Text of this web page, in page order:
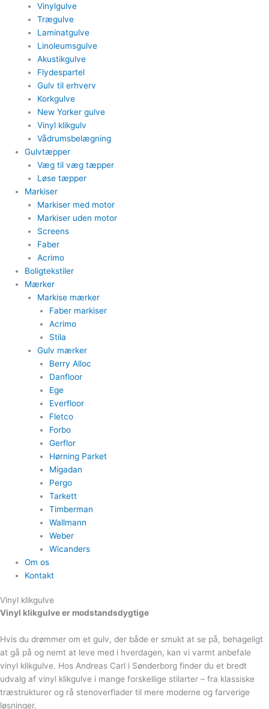
Vinylgulve​
Trægulve
Laminatgulve
Linoleumsgulve
Akustikgulve
Flydespartel
Gulv til erhverv
Korkgulve
New Yorker gulve
Vinyl klikgulv
Vådrumsbelægning
Gulvtæpper​
Væg til væg tæpper
​Løse tæpper
Markiser
Markiser med motor​
Markiser uden motor​
Screens
Faber
Acrimo​
Boligtekstiler​
Mærker
Markise mærker
Faber markiser
Acrimo​
Stila​
Gulv mærker
Berry Alloc
Danfloor
Ege
Everfloor
Fletco
Forbo
Gerflor
Hørning Parket
Migadan
Pergo
Tarkett
Timberman
Wallmann
Weber
Wicanders
Om os
Kontakt
Vinyl klikgulve
Vinyl klikgulve er modstandsdygtige
Hvis du drømmer om et gulv, der både er smukt at se på, behageligt
at gå på og nemt at leve med i hverdagen, kan vi varmt anbefale
vinyl klikgulve. Hos Andreas Carl i Sønderborg finder du et bredt
udvalg af vinyl klikgulve i mange forskellige stilarter – fra klassiske
træstrukturer og rå stenoverflader til mere moderne og farverige
løsninger.